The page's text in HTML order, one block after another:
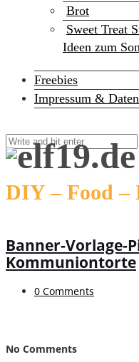
Brot
Sweet Treat
Ideen zum
Freebies
Impressum &
DIY – Food –
Banner-Vorlage-
Kommuniontorte
0 Comments
No Comments